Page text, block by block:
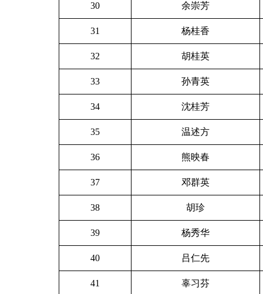
30 余崇芳
31 杨桂香
32 胡桂英
33 孙青英
34 沈桂芳
35 温述方
36 熊映春
37 邓群英
38 胡珍
39 杨秀华
40 吕仁先
41 辜习芬